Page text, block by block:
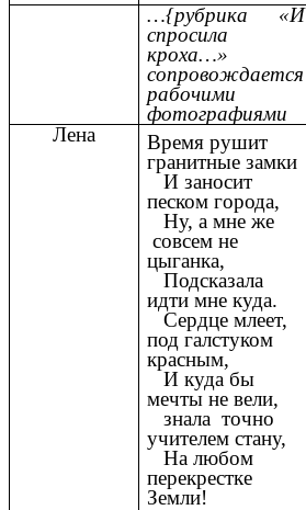
…{рубрика «И
спросила
кроха…»
сопровождается
рабочими
фотографиями
Лена
Время рушит
гранитные замки
И заносит
песком города,
Ну, а мне же
совсем не
цыганка,
Подсказала
идти мне куда.
Сердце млеет,
под галстуком
красным,
И куда бы
мечты не вели,
знала точно
учителем стану,
На любом
перекрестке
Земли!